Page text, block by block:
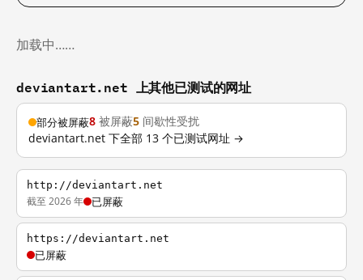
加载中……
deviantart.net 上其他已测试的网址
部分被屏蔽8 被屏蔽5 间歇性受扰
deviantart.net 下全部 13 个已测试网址 →
http://deviantart.net
截至 2026 年 已屏蔽
https://deviantart.net
已屏蔽